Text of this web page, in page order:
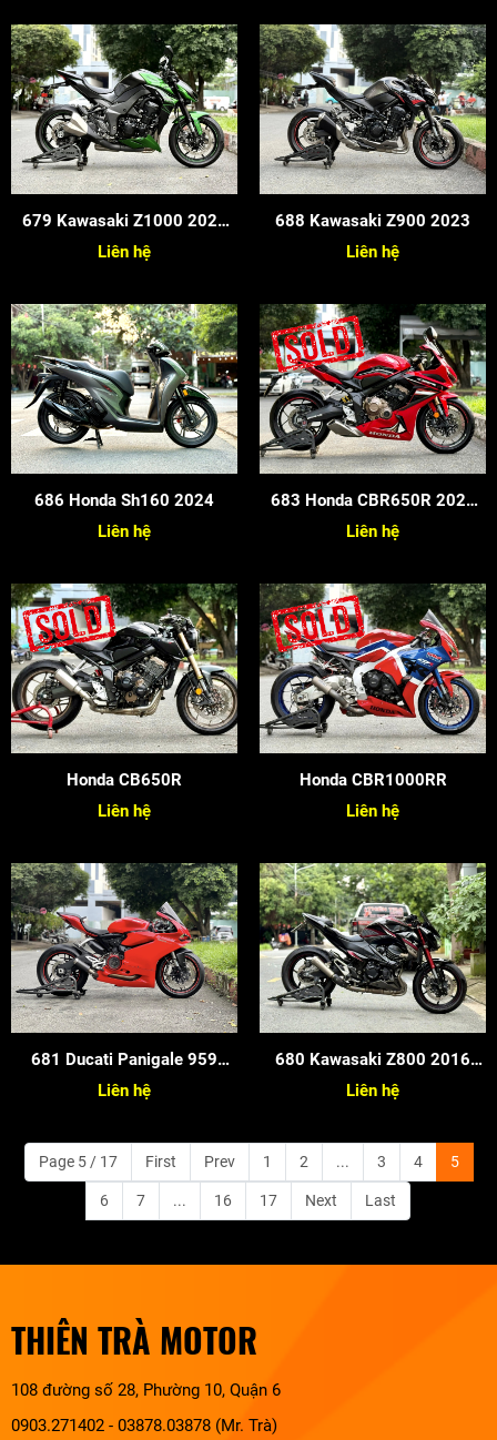
679 Kawasaki Z1000 2022
Cọp Keng
Liên hệ
688 Kawasaki Z900 2023
Liên hệ
686 Honda Sh160 2024
Liên hệ
683 Honda CBR650R 2022
Siêu Cọp
Liên hệ
Honda CB650R
Liên hệ
Honda CBR1000RR
Liên hệ
681 Ducati Panigale 959
2017
Liên hệ
680 Kawasaki Z800 2016
Candy
Liên hệ
Page 5 / 17 First Prev 1 2 ... 3 4 5
6 7 ... 16 17 Next Last
THIÊN TRÀ MOTOR
108 đường số 28, Phường 10, Quận 6
0903.271402 - 03878.03878 (Mr. Trà)